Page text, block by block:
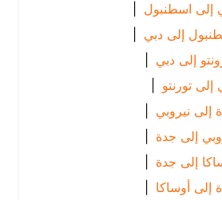
|
دبي |
دبي |
|
|
جدة
جدة
|